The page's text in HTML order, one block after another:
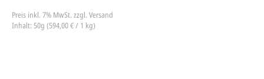
Preis inkl. 7% MwSt. zzgl. Versand
Inhalt: 50g (594,00 € / 1 kg)